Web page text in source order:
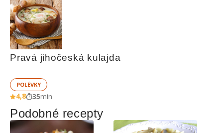
Pravá jihočeská kulajda
POLÉVKY
4,8 35min
Podobné recepty